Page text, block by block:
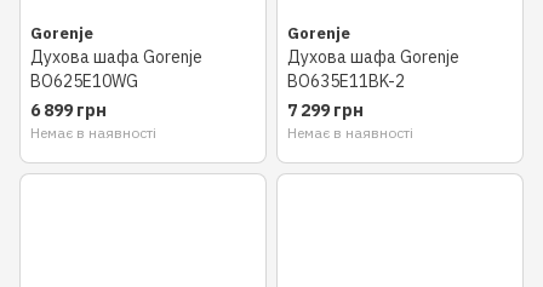
Gorenje
Духова шафа Gorenje
BO625E10WG
6 899 грн
Немає в наявності
Gorenje
Духова шафа Gorenje
BO635E11BK-2
7 299 грн
Немає в наявності